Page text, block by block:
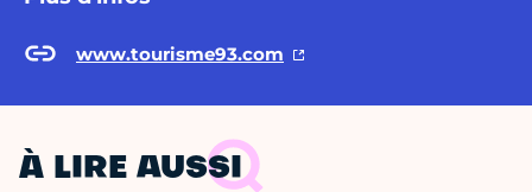
www.tourisme93.com
À LIRE AUSSI